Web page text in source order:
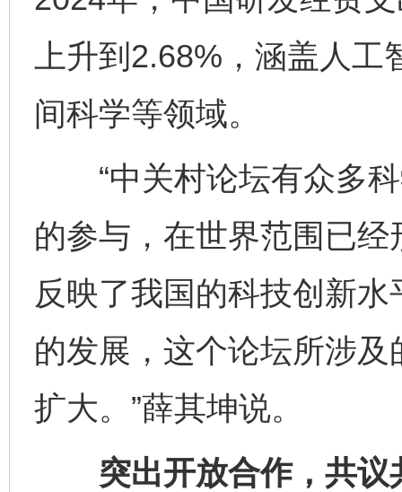
上升到2.68%，涵盖人
间科学等领域。
“中关村论坛有众多科
的参与，在世界范围已
反映了我国的科技创新
的发展，这个论坛所涉
扩大。”薛其坤说。
突出开放合作，共议